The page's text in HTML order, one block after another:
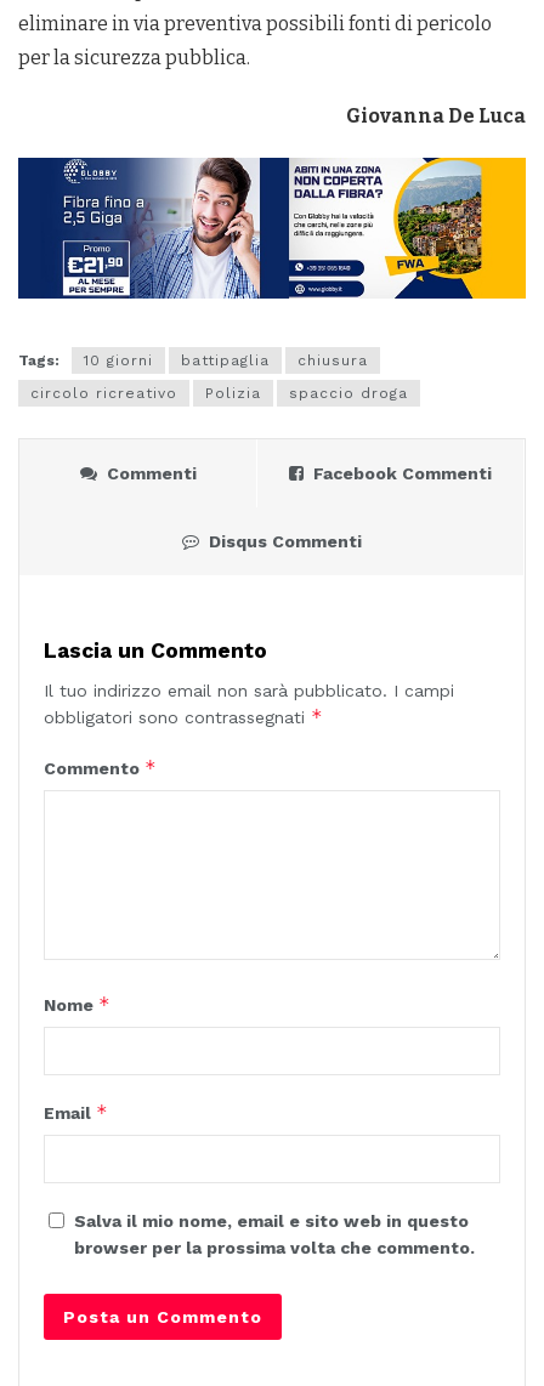
eliminare in via preventiva possibili fonti di pericolo
per la sicurezza pubblica.
Giovanna De Luca
Tags: 10 giorni battipaglia
chiusura
circolo ricreativo
Polizia spaccio droga
Commenti Facebook Commenti
Disqus Commenti
Lascia un Commento
Il tuo indirizzo email non sarà pubblicato. I campi
obbligatori sono contrassegnati *
Commento *
Nome *
Email *
Salva il mio nome, email e sito web in questo
browser per la prossima volta che commento.